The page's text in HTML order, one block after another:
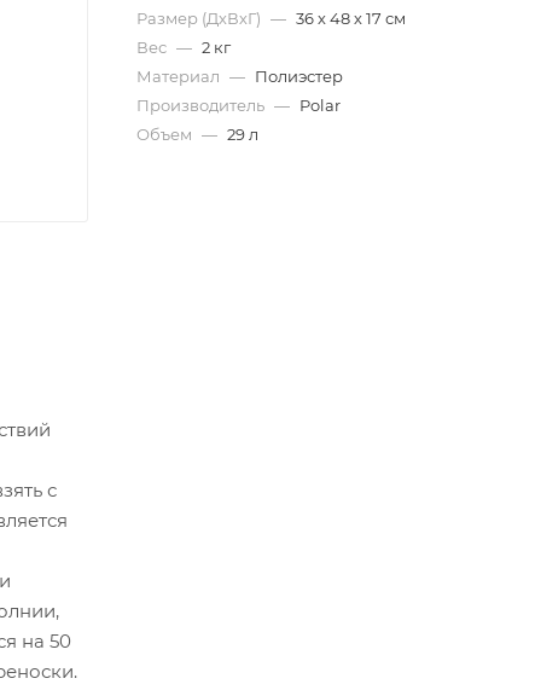
с
на 50
Размер (ДхВхГ) — 36 х 48 х 17 см
Вес — 2 кг
Материал — Полиэстер
Производитель — Polar
Объем — 29 л